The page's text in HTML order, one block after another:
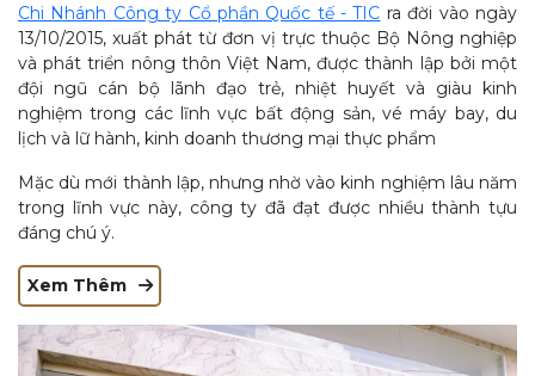
Chi Nhánh Công ty Cổ phần Quốc tế - TIC ra đời vào ngày
13/10/2015, xuất phát từ đơn vị trực thuộc Bộ Nông nghiệp
và phát triển nông thôn Việt Nam, được thành lập bởi một
đội ngũ cán bộ lãnh đạo trẻ, nhiệt huyết và giàu kinh
nghiệm trong các lĩnh vực bất động sản, vé máy bay, du
lịch và lữ hành, kinh doanh thương mại thực phẩm
Mặc dù mới thành lập, nhưng nhờ vào kinh nghiệm lâu năm
trong lĩnh vực này, công ty đã đạt được nhiều thành tựu
đáng chú ý.
Xem Thêm